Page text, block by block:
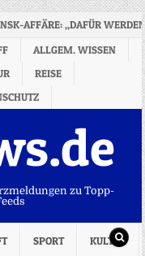
AFFÄRE: „DAFÜR
ALLGEM. WISSEN
REISE
zu Topp-
SPORT KULTUR